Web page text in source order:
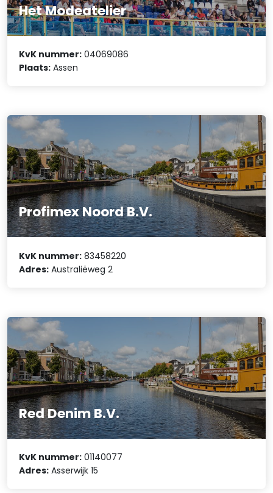
Het Modeatelier
KvK nummer: 04069086
Plaats: Assen
Profimex Noord B.V.
KvK nummer: 83458220
Adres: Australiëweg 2
Red Denim B.V.
KvK nummer: 01140077
Adres: Asserwijk 15